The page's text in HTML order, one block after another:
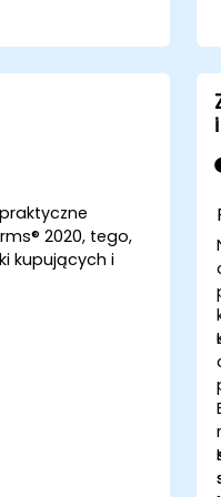
2020, tego,
kupujących i
transakcjach.